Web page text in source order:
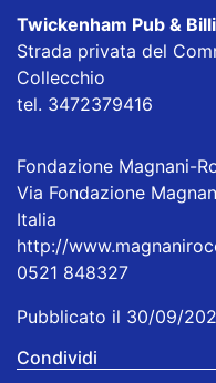
Twickenham Pub &
Strada privata del
Collecchio
tel. 3472379416
Fondazione Magnani-
Via Fondazione
Italia
http://
0521 848327
Pubblicato il 30/09/
Condividi